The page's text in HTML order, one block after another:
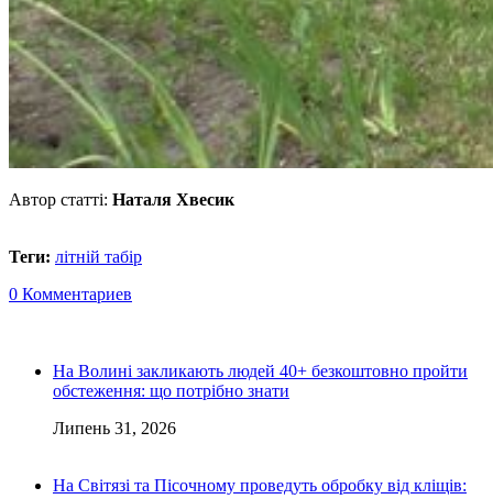
Автор статті: Наталя Хвесик
Теги: літній табір
0 Комментариев
На Волині закликають людей 40+ безкоштовно пройти
обстеження: що потрібно знати
Липень 31, 2026
На Світязі та Пісочному проведуть обробку від кліщів: